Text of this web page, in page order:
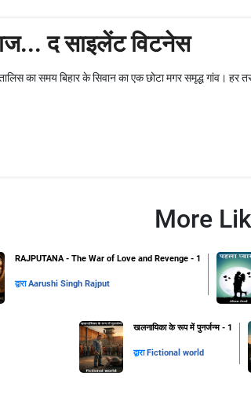
द साइलेंट विटनेस
का समय बिहार के सिवान का एक छोटा मगर समृद्ध गांव।
More
RAJPUTANA - The War of Love and Revenge - 1
द्वाराAarushi Singh Rajput
खलनायिका के रूप में पुनर्जन्म - 1
द्वारा Fictional world